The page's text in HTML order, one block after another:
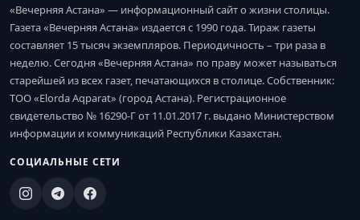
«Вечерняя Астана» — информационный сайт о жизни столицы.
Газета «Вечерняя Астана» издается с 1990 года. Тираж газеты
составляет 15 тысяч экземпляров. Периодичность – три раза в
неделю. Сегодня «Вечерняя Астана» по праву может называться
старейшей из всех газет, печатающихся в столице. Собственник:
ТОО «Elorda Aqparat» (город Астана). Регистрационное
свидетельство № 16290-Г от 11.01.2017 г. выдано Министерством
информации и коммуникаций Республики Казахстан.
СОЦИАЛЬНЫЕ СЕТИ